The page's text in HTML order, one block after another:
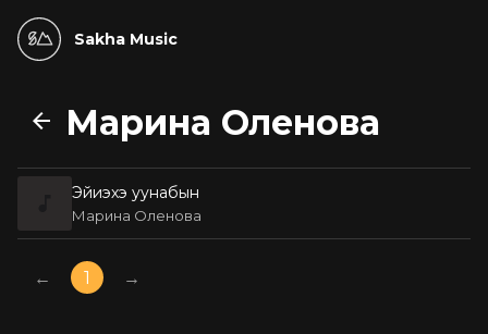
Sakha Music
Марина Оленова
Эйиэхэ уунабын
Марина Оленова
← 1 →